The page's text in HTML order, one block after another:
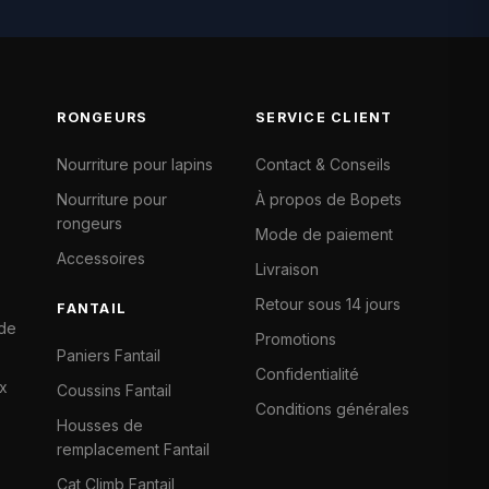
RONGEURS
Nourriture pour lapins
Nourriture pour
rongeurs
Accessoires
FANTAIL
Paniers Fantail
Coussins Fantail
Housses de
remplacement Fantail
Cat Climb Fantail
SERVICE CLIENT
Contact & Conseils
À propos de Bopets
Mode de paiement
Livraison
Retour sous 14 jours
Promotions
Confidentialité
Conditions générales